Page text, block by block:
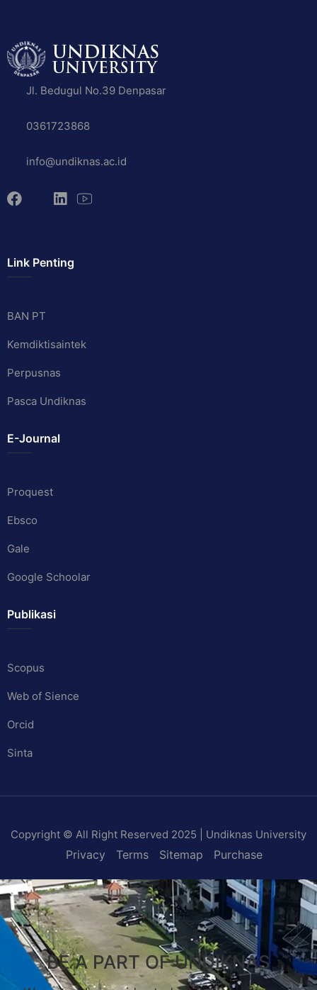
Jl. Bedugul No.39 Denpasar
0361723868
info@undiknas.ac.id
Link Penting
BAN PT
Kemdiktisaintek
Perpusnas
Pasca Undiknas
E-Journal
Proquest
Ebsco
Gale
Google Schoolar
Publikasi
Scopus
Web of Sience
Orcid
Sinta
Copyright © All Right Reserved 2025 | Undiknas University
Privacy Terms Sitemap Purchase
BE A PART OF UNDIKNAS